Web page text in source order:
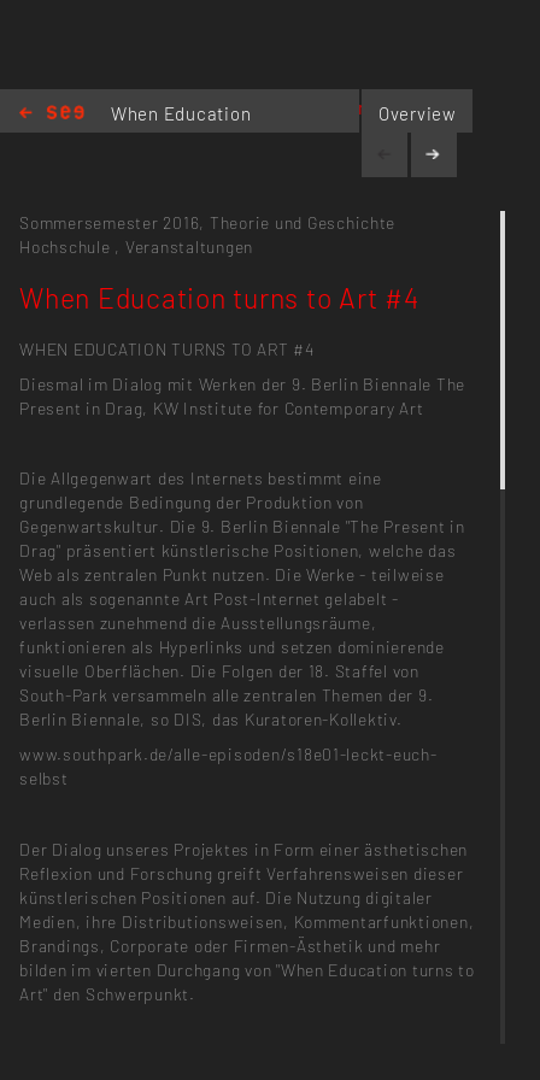
When Education
Overview
https://www.instagram.com/frima.kw/
Sommersemester 2016, Theorie und Geschichte
Hochschule , Veranstaltungen
When Education turns to Art #4
WHEN EDUCATION TURNS TO ART #4
Diesmal im Dialog mit Werken der 9. Berlin Biennale The
Present in Drag, KW Institute for Contemporary Art
Die Allgegenwart des Internets bestimmt eine
grundlegende Bedingung der Produktion von
Gegenwartskultur. Die 9. Berlin Biennale "The Present in
Drag" präsentiert künstlerische Positionen, welche das
Web als zentralen Punkt nutzen. Die Werke - teilweise
auch als sogenannte Art Post-Internet gelabelt -
verlassen zunehmend die Ausstellungsräume,
funktionieren als Hyperlinks und setzen dominierende
visuelle Oberflächen. Die Folgen der 18. Staffel von
South-Park versammeln alle zentralen Themen der 9.
Berlin Biennale, so DIS, das Kuratoren-Kollektiv.
www.southpark.de/alle-episoden/s18e01-leckt-euch-
selbst
Der Dialog unseres Projektes in Form einer ästhetischen
Reflexion und Forschung greift Verfahrensweisen dieser
künstlerischen Positionen auf. Die Nutzung digitaler
Medien, ihre Distributionsweisen, Kommentarfunktionen,
Brandings, Corporate oder Firmen-Ästhetik und mehr
bilden im vierten Durchgang von "When Education turns to
Art" den Schwerpunkt.